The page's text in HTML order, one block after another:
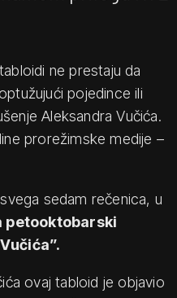
ne prestaju da
pojedince ili
Aleksandra Vučića.
prorežimske medije –
sedam rečenica, u
petooktobarski
ovaj tabloid je objavio